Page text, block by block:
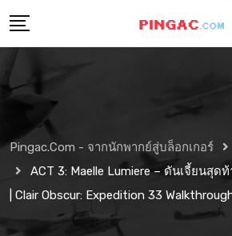
Pingac.com - จากนักพากย์สู่บล็อกเกอร์
ACT 3: Maelle Lumiere – ดันเจี้ยนสุด
| Clair Obscur: Expedition 33